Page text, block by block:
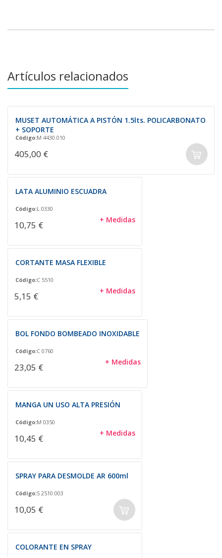
Artículos relacionados
MUSET AUTOMÁTICA A PISTÓN 1.5lts. POLICARBONATO
+ SOPORTE
Código:M 4430.010
405,00 €
LATA ALUMINIO ESCUADRA
Código:L 0330
10,75 € + Medidas
CORTANTE MASA FLEXIBLE
Código:C 5510
5,15 € + Medidas
BOL FONDO BOMBEADO INOXIDABLE
Código:C 0760
23,05 € + Medidas
MANGA UN USO ALTA PRESIÓN
Código:M 0350
10,45 € + Medidas
SPRAY PARA DESMOLDE AR 600ml
Código:S 2510.003
10,05 €
COLORANTE EN SPRAY